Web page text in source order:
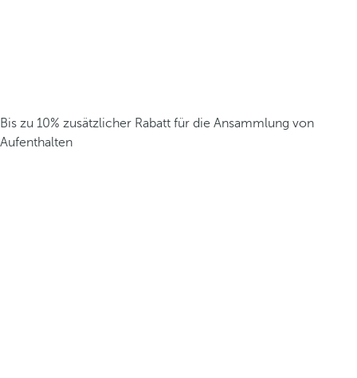
Bis zu 10% zusätzlicher Rabatt für die Ansammlung von
Aufenthalten